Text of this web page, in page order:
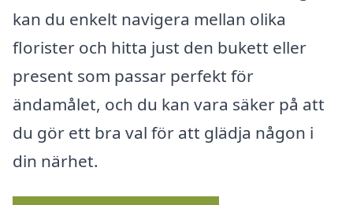
kan du enkelt navigera mellan olika
florister och hitta just den bukett eller
present som passar perfekt för
ändamålet, och du kan vara säker på att
du gör ett bra val för att glädja någon i
din närhet.